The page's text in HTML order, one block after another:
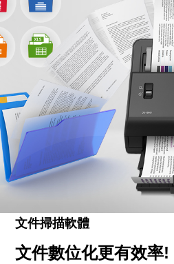
文件掃描軟體
文件數位化更有效率!